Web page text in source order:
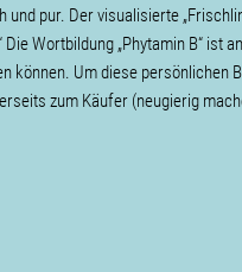
pur. Der visualisierte
Wortbildung „Phytamin B“ ist
können. Um diese persönlichen
zum Käufer (neugierig